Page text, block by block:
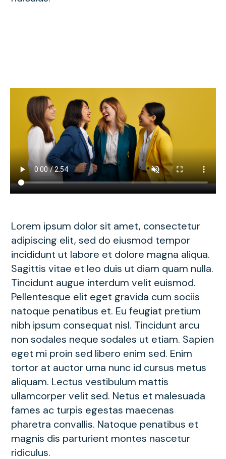
Lorem ipsum dolor sit amet, consectetur
adipiscing elit, sed do eiusmod tempor
incididunt ut labore et dolore magna aliqua.
Sagittis vitae et leo duis ut diam quam nulla.
Tincidunt augue interdum velit euismod.
Pellentesque elit eget gravida cum sociis
natoque penatibus et. Eu feugiat pretium
nibh ipsum consequat nisl. Tincidunt arcu
non sodales neque sodales ut etiam. Sapien
eget mi proin sed libero enim sed. Enim
tortor at auctor urna nunc id cursus metus
aliquam. Lectus vestibulum mattis
ullamcorper velit sed. Netus et malesuada
fames ac turpis egestas maecenas
pharetra convallis. Natoque penatibus et
magnis dis parturient montes nascetur
ridiculus.